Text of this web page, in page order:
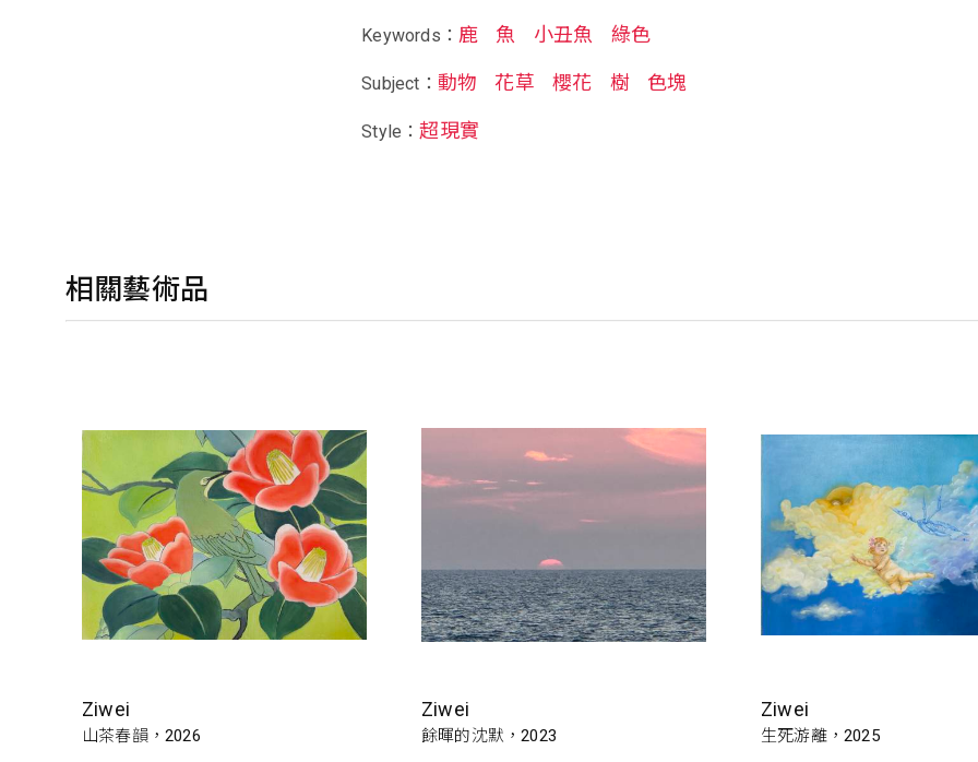
Keywords： 鹿 魚 小丑魚 綠色
Subject： 動物 花草 櫻花 樹 色塊
Style：超現實
相關藝術品
Ziwei
山茶春韻，2026
Ziwei
餘暉的沈默，2023
Ziwei
生死游離，2025